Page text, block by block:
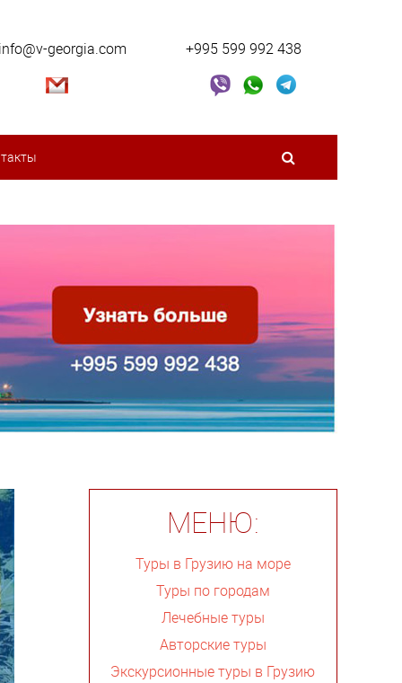
georgia.com +995 599 992 438
МЕНЮ:
Туры в Грузию на море
Туры по городам
Лечебные туры
Авторские туры
Экскурсионные туры в Грузию